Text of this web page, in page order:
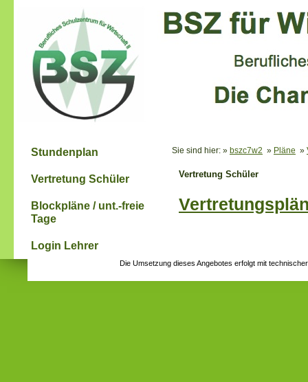
Stundenplan
Vertretung Schüler
Blockpläne / unt.-freie
Tage
Login Lehrer
Sie sind hier: » bszc7w2 » Pläne »
Vertretung Schüler
Die Umsetzung dieses Angebotes erfolgt mit